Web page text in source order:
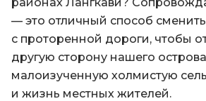
— это отличный способ
с проторенной дороги, чтобы
другую сторону нашего
малоизученную холмистую
и жизнь местных жителей.